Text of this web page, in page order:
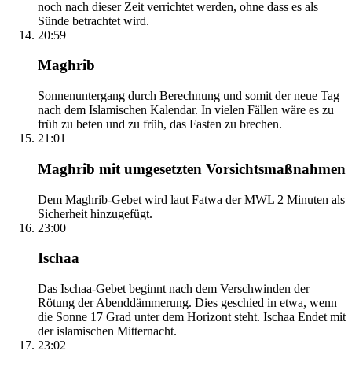
noch nach dieser Zeit verrichtet werden, ohne dass es als
Sünde betrachtet wird.
20:59
Maghrib
Sonnenuntergang durch Berechnung und somit der neue Tag
nach dem Islamischen Kalendar. In vielen Fällen wäre es zu
früh zu beten und zu früh, das Fasten zu brechen.
21:01
Maghrib mit umgesetzten Vorsichtsmaßnahmen
Dem Maghrib-Gebet wird laut Fatwa der MWL 2 Minuten als
Sicherheit hinzugefügt.
23:00
Ischaa
Das Ischaa-Gebet beginnt nach dem Verschwinden der
Rötung der Abenddämmerung. Dies geschied in etwa, wenn
die Sonne 17 Grad unter dem Horizont steht. Ischaa Endet mit
der islamischen Mitternacht.
23:02